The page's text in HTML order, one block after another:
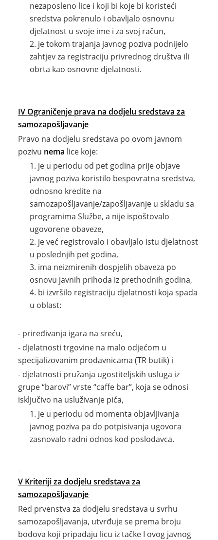
nezaposleno lice i koji bi koje bi koristeći
sredstva pokrenulo i obavljalo osnovnu
djelatnost u svoje ime i za svoj račun,
je tokom trajanja javnog poziva podnijelo
zahtjev za registraciju privrednog društva ili
obrta kao osnovne djelatnosti.
IV Ograničenje prava na dodjelu sredstava za
samozapošljavanje
Pravo na dodjelu sredstava po ovom javnom
pozivu nema lice koje:
je u periodu od pet godina prije objave
javnog poziva koristilo bespovratna sredstva,
odnosno kredite na
samozapošljavanje/zapošljavanje u skladu sa
programima Službe, a nije ispoštovalo
ugovorene obaveze,
je već registrovalo i obavljalo istu djelatnost
u poslednjih pet godina,
ima neizmirenih dospjelih obaveza po
osnovu javnih prihoda iz prethodnih godina,
bi izvršilo registraciju djelatnosti koja spada
u oblast:
- priređivanja igara na sreću,
- djelatnosti trgovine na malo odjećom u
specijalizovanim prodavnicama (TR butik) i
- djelatnosti pružanja ugostiteljskih usluga iz
grupe “barovi” vrste “caffe bar”, koja se odnosi
isključivo na usluživanje pića,
je u periodu od momenta objavljivanja
javnog poziva pa do potpisivanja ugovora
zasnovalo radni odnos kod poslodavca.
V Kriteriji za dodjelu sredstava za
samozapošljavanje
Red prvenstva za dodjelu sredstava u svrhu
samozapošljavanja, utvrđuje se prema broju
bodova koji pripadaju licu iz tačke I ovog javnog